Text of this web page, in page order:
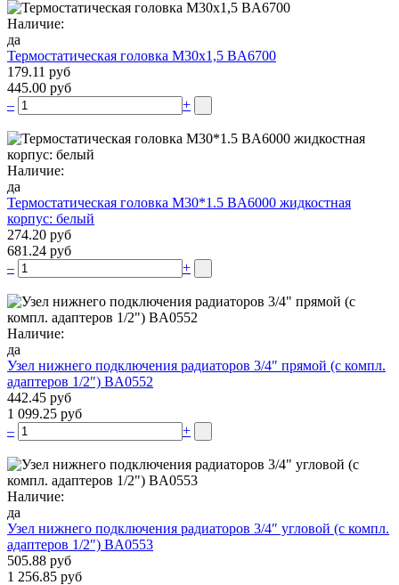
Наличие:
да
Термостатическая головка М30х1,5 BA6700
179.11 руб
445.00 руб
–
+
Наличие:
да
Термостатическая головка M30*1.5 BA6000 жидкостная
корпус: белый
274.20 руб
681.24 руб
–
+
Наличие:
да
Узел нижнего подключения радиаторов 3/4″ прямой (c компл.
адаптеров 1/2″) BA0552
442.45 руб
1 099.25 руб
–
+
Наличие:
да
Узел нижнего подключения радиаторов 3/4″ угловой (c компл.
адаптеров 1/2″) BA0553
505.88 руб
1 256.85 руб